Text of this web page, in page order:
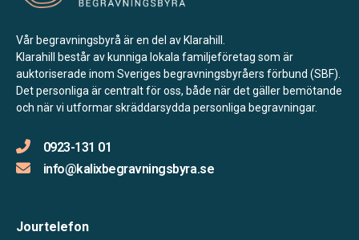
Vår begravningsbyrå är en del av Klarahill.
Klarahill består av kunniga lokala familjeföretag som är
auktoriserade inom Sveriges begravningsbyråers förbund (SBF).
Det personliga är centralt för oss, både när det gäller bemötande
och när vi utformar skräddarsydda personliga begravningar.
0923-131 01
info@kalixbegravningsbyra.se
Jourtelefon